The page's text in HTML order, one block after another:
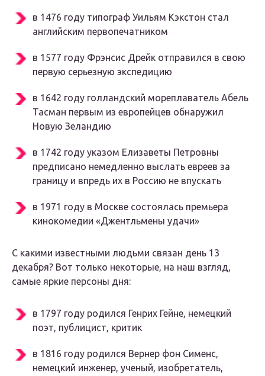
в 1476 году типограф Уильям Кэкстон стал
английским первопечатником
в 1577 году Фрэнсис Дрейк отправился в свою
первую серьезную экспедицию
в 1642 году голландский мореплаватель Абель
Тасман первым из европейцев обнаружил
Новую Зеландию
в 1742 году указом Елизаветы Петровны
предписано немедленно выслать евреев за
границу и впредь их в Россию не впускать
в 1971 году в Москве состоялась премьера
кинокомедии «Джентльмены удачи»
С какими известными людьми связан день 13
декабря? Вот только некоторые, на наш взгляд,
самые яркие персоны дня:
в 1797 году родился Генрих Гейне, немецкий
поэт, публицист, критик
в 1816 году родился Вернер фон Сименс,
немецкий инженер, ученый, изобретатель,